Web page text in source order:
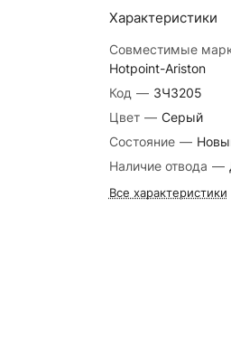
Характеристики
Совместимые
Hotpoint-Ariston
Код — ЗЧ3205
Цвет — Серый
Состояние —
Наличие отвода —
Все характеристики